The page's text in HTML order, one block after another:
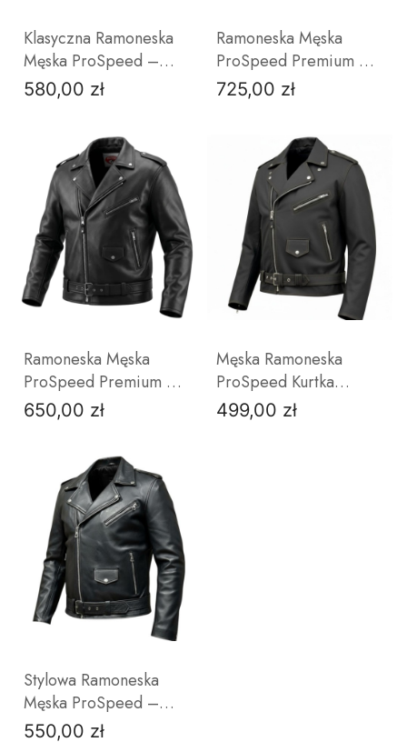
Klasyczna Ramoneska
Męska ProSpeed –
Kurtka Skórzana Czarna
| Solidna Skóra Bydlęca
Cena
580,00 zł
ZOBACZ PRODUKT
Ramoneska Męska
ProSpeed Premium –
Skóra Bydlęca Anilina |
Kultowa Kurtka
Cena
725,00 zł
ZOBACZ PRODUKT
Ramoneska Męska
ProSpeed Premium –
Skóra Bydlęca Anilina |
Kultowa Kurtka
Motocyklowa
Cena
650,00 zł
ZOBACZ PRODUKT
Męska Ramoneska
ProSpeed Kurtka
Skórzana Matowa
Skóra
Cena
499,00 zł
Stylowa Ramoneska
Męska ProSpeed –
Czarna Kurtka Skórzana
Cena
550,00 zł